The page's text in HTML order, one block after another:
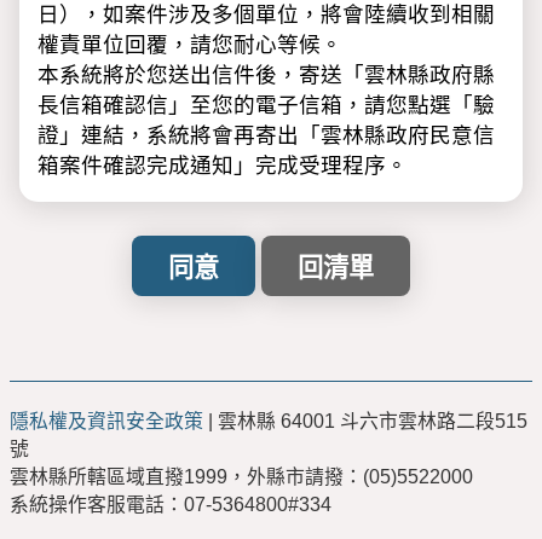
日），如案件涉及多個單位，將會陸續收到相關
權責單位回覆，請您耐心等候。
本系統將於您送出信件後，寄送「雲林縣政府縣
長信箱確認信」至您的電子信箱，請您點選「驗
證」連結，系統將會再寄出「雲林縣政府民意信
箱案件確認完成通知」完成受理程序。
「驗證」完成後，才會正式立案，如未收到
「雲林縣政府縣長信箱確認信」，請撥計畫
知」請注意是否被歸類至「垃圾信件匣」，
收件匣，以便正常點選相關連結。
利用「雲林縣政府雲端聯合服務中心」網路
隱私權及資訊安全政策 | 雲林縣 64001 斗六市雲林路二段515
號
雲林縣所轄區域直撥1999，外縣市請撥：(05)5522000
系統操作客服電話：07-5364800#334